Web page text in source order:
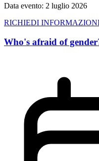
Data evento: 2 luglio 2026
RICHIEDI
Who's afraid of